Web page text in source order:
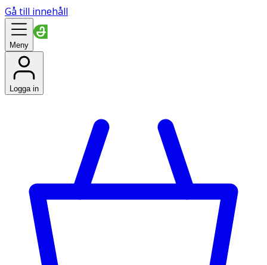
Gå till innehåll
Meny
Logga in